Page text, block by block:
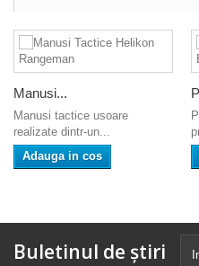
Manusi...
Manusi tactice usoare
realizate dintr-un...
Adauga in cos
Buletinul de știri